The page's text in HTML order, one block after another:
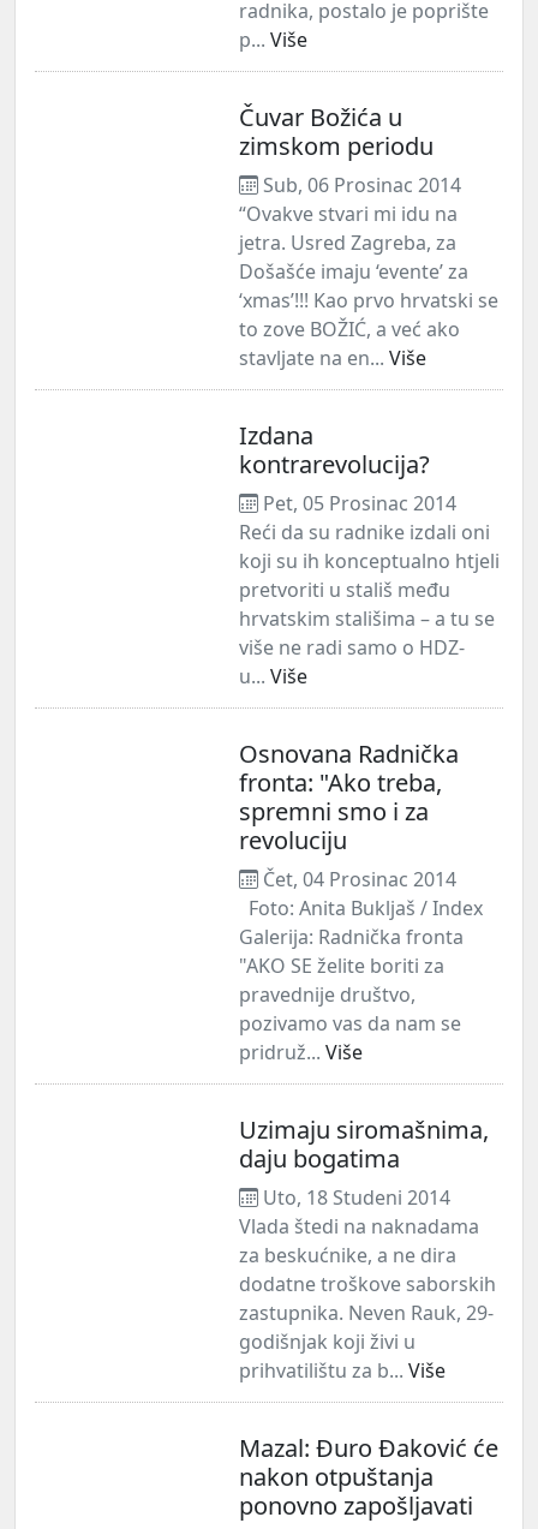
radnika, postalo je poprište
p... Više
Čuvar Božića u
zimskom periodu
Sub, 06 Prosinac 2014
“Ovakve stvari mi idu na
jetra. Usred Zagreba, za
Došašće imaju ‘evente’ za
‘xmas’!!! Kao prvo hrvatski se
to zove BOŽIĆ, a već ako
stavljate na en... Više
Izdana
kontrarevolucija?
Pet, 05 Prosinac 2014
Reći da su radnike izdali oni
koji su ih konceptualno htjeli
pretvoriti u stališ među
hrvatskim stališima – a tu se
više ne radi samo o HDZ-
u... Više
Osnovana Radnička
fronta: "Ako treba,
spremni smo i za
revoluciju
Čet, 04 Prosinac 2014
Foto: Anita Bukljaš / Index
Galerija: Radnička fronta
"AKO SE želite boriti za
pravednije društvo,
pozivamo vas da nam se
pridruž... Više
Uzimaju siromašnima,
daju bogatima
Uto, 18 Studeni 2014
Vlada štedi na naknadama
za beskućnike, a ne dira
dodatne troškove saborskih
zastupnika. Neven Rauk, 29-
godišnjak koji živi u
prihvatilištu za b... Više
Mazal: Đuro Đaković će
nakon otpuštanja
ponovno zapošljavati